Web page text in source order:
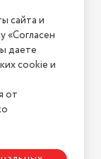
нам
есть всё!
сайта и
«Согласен
даете
cookie и
от